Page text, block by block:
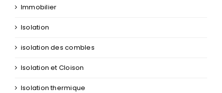
Immobilier
Isolation
isolation des combles
Isolation et Cloison
Isolation thermique